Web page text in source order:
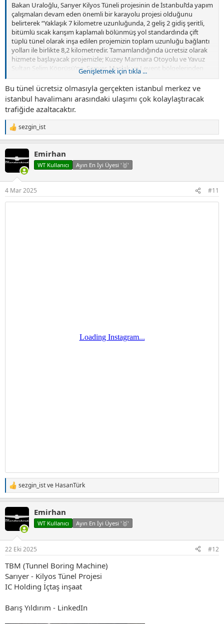
Bakan Uraloğlu, Sarıyer Kilyos Tüneli projesinin de İstanbul’da yapım
çalışmaları devam eden önemli bir karayolu projesi olduğunu
belirterek “Yaklaşık 7 kilometre uzunluğunda, 2 geliş 2 gidiş şeritli,
bitümlü sıcak karışım kaplamalı bölünmüş yol standardında çift
tüplü tünel olarak inşa edilen projemizin toplam uzunluğu bağlantı
yolları ile birlikte 8,2 kilometredir. Tamamlandığında ücretsiz olarak
hizmete başlayacak projemizle; Kuzey Marmara Otoyolu ve Yavuz
Sultan Selim Köprüsü’ne, Sarıyer, Maslak ve Levent bölgelerinden
erişimi kolaylaştıracağız. 14 kilometrelik yeni tünel ile İstanbul’a katkı
sağlayacağımızı söyleyebilirim. Sarıyer-Çayırbaşı Tüneli ve hemen
akabindeki Sarıyer-Kilyos Tüneli vasıtasıyla İstanbul Havalimanı ile
İstanbul’un iş merkezleri arasında hızlı ulaşım sağlayacağız. Projemiz
sayesinde mevcut imar yollarına göre mesafeyi de 3 km kısaltarak
seyahat süresini 35 dakikadan 5 dakikaya indireceğiz.”
açıklamasında bulundu.
Genişletmek için tıkla ...
Bu tünel ücretsiz olmasıyla gerçekten istanbul merkez ve
istanbul havalimanı arasındaki ulaşımı çok kolaylaştıracak
trafiğide azaltacaktır.
T
e
i
sezgin_ist
Emirhan
WT Kullanıcı Ayın En İyi Üyesi '🥇'
4 Mar 2025 #11
T
e
i
:
sezgin_istve HasanTürk
Emirhan
WT Kullanıcı Ayın En İyi Üyesi '🥇'
22 Eki 2025 #12
TBM (Tunnel Boring Machine)
Sarıyer - Kilyos Tünel Projesi
IC Holding İçtaş inşaat
Barış Yıldırım - LinkedIn